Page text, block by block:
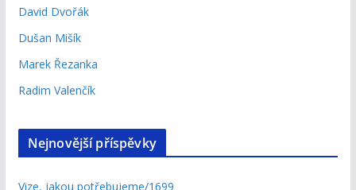
David Dvořák
Dušan Mišík
Marek Řezanka
Radim Valenčík
Nejnovější příspěvky
Vize, jakou potřebujeme/1699